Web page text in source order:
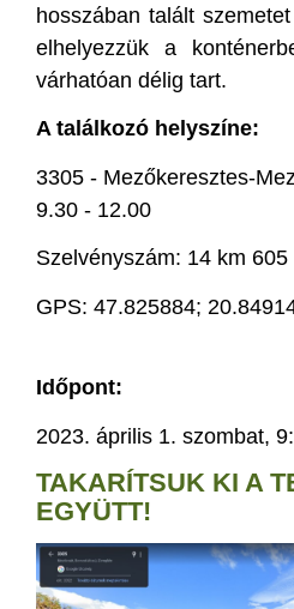
hosszában talált
elhelyezzük a
várhatóan délig tart.
A találkozó helyszíne:
3305 - Mezőkeresztes-
9.30 - 12.00
Szelvényszám: 14 km 605
GPS: 47.825884;
Időpont:
2023. április 1. szombat,
TAKARÍTSUK KI A
EGYÜTT!